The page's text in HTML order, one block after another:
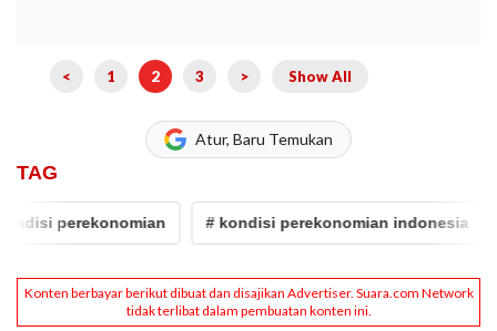
< 1 2 3 > Show All
Atur, Baru Temukan
TAG
perekonomian # kondisi perekonomian indonesia